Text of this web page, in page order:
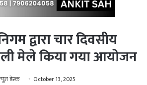
द्वारा चार दिवसीय
मेले किया गया आयोजन
डेस्क October 13, 2025